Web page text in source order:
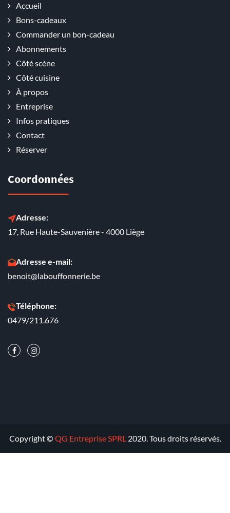
Accueil
Bons-cadeaux
Commander un bon-cadeau
Abonnements
Côté scène
Côté cuisine
À propos
Entreprise
Infos pratiques
Contact
Réserver
Coordonnées
Adresse:
17, Rue Haute-Sauvenière - 4000 Liège
Adresse e-mail:
benoit@labouffonnerie.be
Téléphone:
0479/211.676
Copyright ©QG Entreprise SPRL2020. Tous droits réservés.